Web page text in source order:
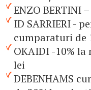
ENZO BERTINI
ID SARRIERI -
cumparaturi de
OKAIDI -10%
lei
DEBENHAMS